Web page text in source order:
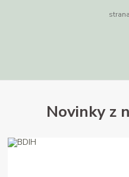
strana
Novinky z